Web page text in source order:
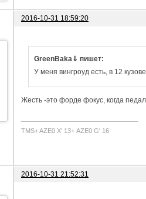
2016-10-31 18:59:20
GreenBaka⇓ пишет:
У меня вингроуд есть, в 12
Жесть -это форде фокус, когда
TMS+ AZE0 Х' 13+ AZE0 G' 16
2016-10-31 21:52:31